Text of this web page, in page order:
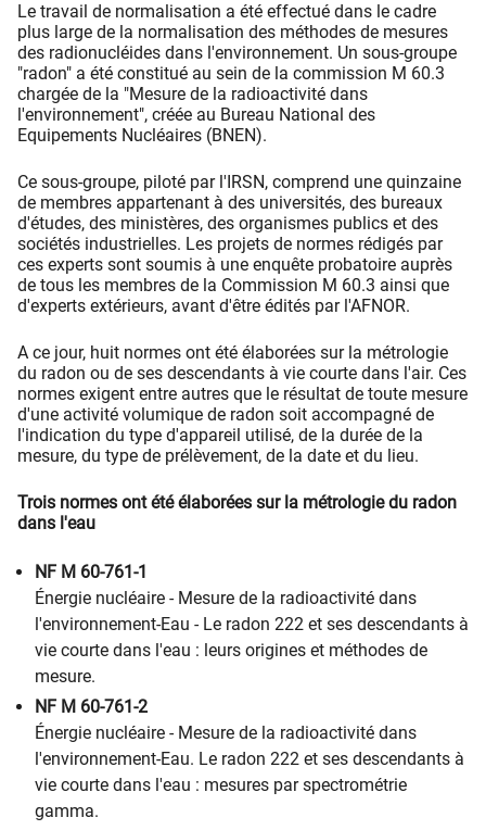
Le travail de normalisation a été effectué dans le cadre
plus large de la normalisation des méthodes de mesures
des radionucléides dans l'environnement. Un sous-groupe
"radon" a été constitué au sein de la commission M 60.3
chargée de la "Mesure de la radioactivité dans
l'environnement", créée au Bureau National des
Equipements Nucléaires (BNEN).
Ce sous-groupe, piloté par l'IRSN, comprend une quinzaine
de membres appartenant à des universités, des bureaux
d'études, des ministères, des organismes publics et des
sociétés industrielles. Les projets de normes rédigés par
ces experts sont soumis à une enquête probatoire auprès
de tous les membres de la Commission M 60.3 ainsi que
d'experts extérieurs, avant d'être édités par l'AFNOR.
A ce jour, huit normes ont été élaborées sur la métrologie
du radon ou de ses descendants à vie courte dans l'air. Ces
normes exigent entre autres que le résultat de toute mesure
d'une activité volumique de radon soit accompagné de
l'indication du type d'appareil utilisé, de la durée de la
mesure, du type de prélèvement, de la date et du lieu.
Trois normes ont été élaborées sur la métrologie du radon
dans l'eau
NF M 60-761-1
Énergie nucléaire - Mesure de la radioactivité dans
l'environnement-Eau - Le radon 222 et ses descendants à
vie courte dans l'eau : leurs origines et méthodes de
mesure.
NF M 60-761-2
Énergie nucléaire - Mesure de la radioactivité dans
l'environnement-Eau. Le radon 222 et ses descendants à
vie courte dans l'eau : mesures par spectrométrie
gamma.